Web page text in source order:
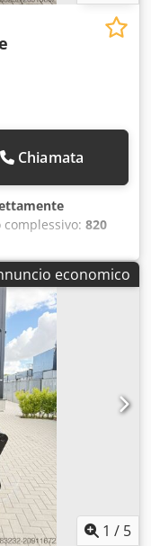
Chiamata
complessivo: 820
è una pinza da
S, lame
di
è adatta per
rinforzato, ideale
di una
da 75kg a 2000kg
Disponibile
per maggiori
gripen,
Tqlwo Ahrsf
economico
1 / 5